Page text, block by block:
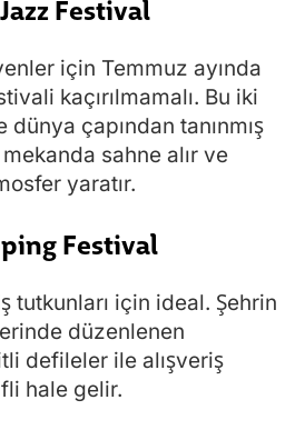
Festival
için Temmuz ayında
kaçırılmamalı. Bu iki
dünya çapından tanınmış
sahne alır ve
yaratır.
Festival
tutkunları için ideal. Şehrin
düzenlenen
defileler ile alışveriş
hale gelir.